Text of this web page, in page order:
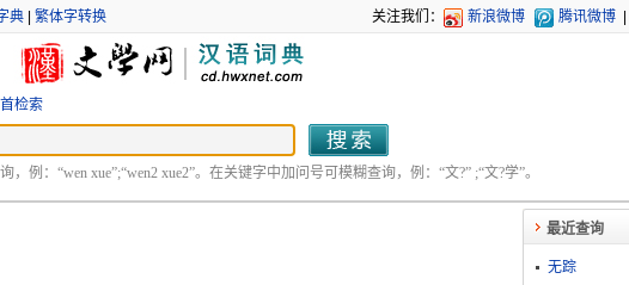
典| 繁体字转换 关注我们： 新浪微博 腾讯微博
检索
，例：“wen xue”;“wen2 xue2”。在关键字中加问号可模糊查询，例：“文?” ;“文?学”。
最近查询
无踪